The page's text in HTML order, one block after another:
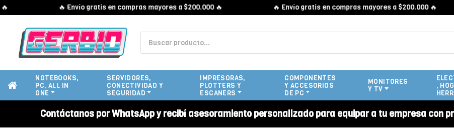
🔥 Envío gratis en compras mayores a $200.000 🔥 🔥 Envío gratis en compras mayores a $200.000 🔥
NOTEBOOKS,
PC, ALL IN
ONE
SERVIDORES,
CONECTIVIDAD Y
SEGURIDAD
IMPRESORAS,
PLOTTERS Y
ESCANERS
COMPONENTES
Y ACCESORIOS
DE PC
MONITORES
Y TV
,
Contáctanos por WhatsApp y recibí asesoramiento personalizado para equipar a tu empresa con